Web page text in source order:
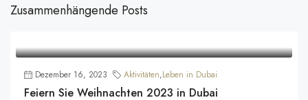
Zusammenhängende Posts
Dezember 16, 2023 Aktivitäten,Leben in Dubai
Feiern Sie Weihnachten 2023 in Dubai